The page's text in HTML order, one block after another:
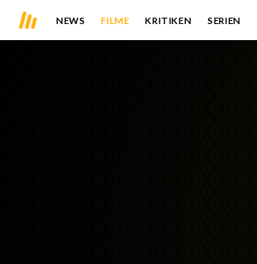
NEWS FILME KRITIKEN SERIEN